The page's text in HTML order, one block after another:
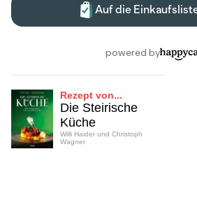
Rezept von...
Die Steirische
Küche
Willi Haider und Christoph
Wagner